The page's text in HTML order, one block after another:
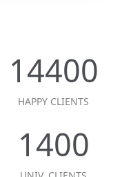
14400
HAPPY CLIENTS
1400